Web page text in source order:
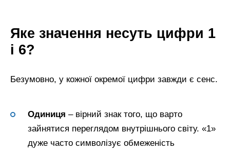
Яке значення несуть цифри 1
і 6?
Безумовно, у кожної окремої цифри завжди є сенс.
Одиниця – вірний знак того, що варто
зайнятися переглядом внутрішнього світу. «1»
дуже часто символізує обмеженість